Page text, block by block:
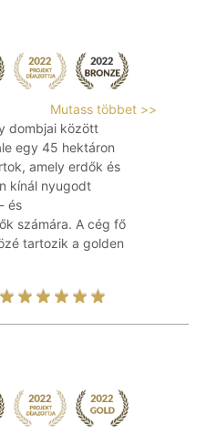
Mutass többet >>
dombjai között
egy 45 hektáron
amely erdők és
kínál nyugodt
és
számára. A cég fő
tartozik a golden